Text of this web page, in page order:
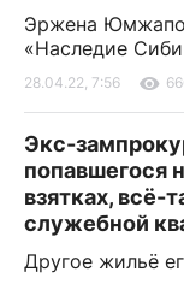
Эржена
«Наследие
28.04.22, 7:56
Экс-
попавшегося
взятках, всё-
служебной
Другое жильё